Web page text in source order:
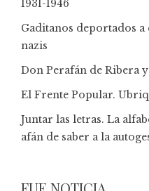
1931-1946
Gaditanos deportados
nazis
Don Perafán de Ribera
El Frente Popular.
Juntar las letras. La
afán de saber a la